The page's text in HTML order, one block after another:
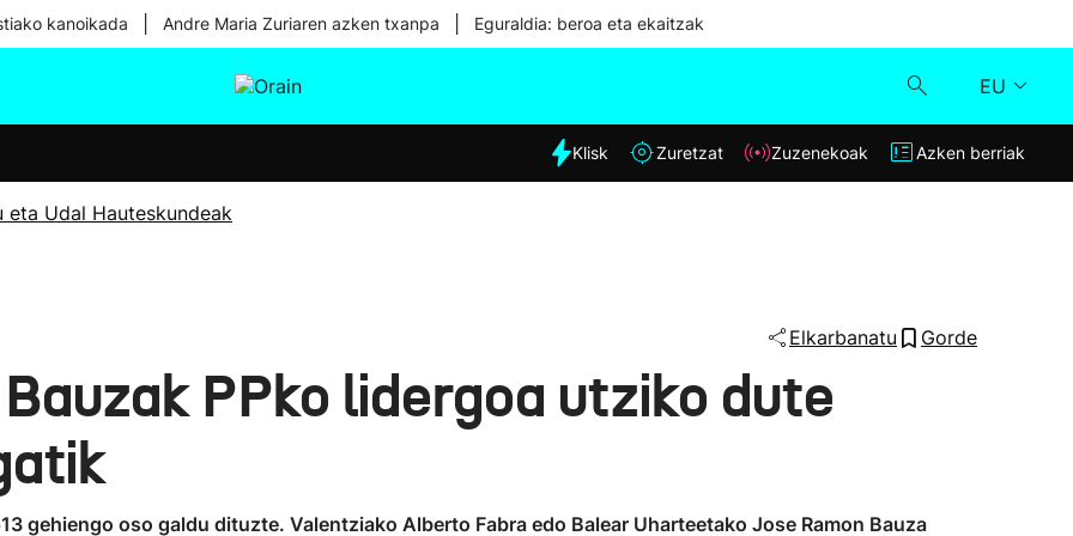
kanoikada Andre Maria Zuriaren azken txanpa Eguraldia: beroa eta ekaitzak
EU
Eguraldia
Klisk
Klisk Zuretzat Zuzenekoak Azken berriak
eta Udal Hauteskundeak
Elkarbanatu Gorde
PPko lidergoa utziko dute
gehiengo oso galdu dituzte. Valentziako Alberto Fabra edo Balear Uharteetako Jose Ramon Bauza